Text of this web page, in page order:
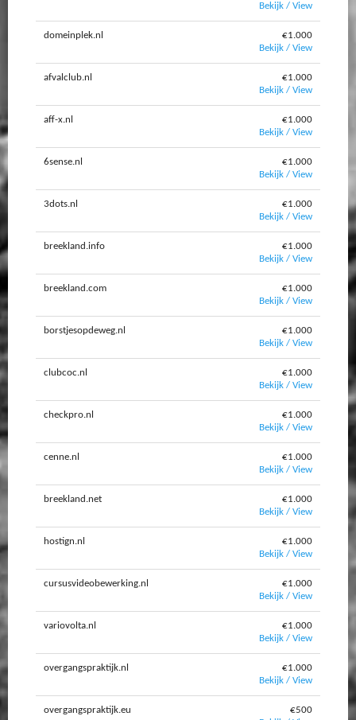
Bekijk / View
domeinplek.nl
€1.000
Bekijk / View
afvalclub.nl
€1.000
Bekijk / View
aff-x.nl
€1.000
Bekijk / View
6sense.nl
€1.000
Bekijk / View
3dots.nl
€1.000
Bekijk / View
breekland.info
€1.000
Bekijk / View
breekland.com
€1.000
Bekijk / View
borstjesopdeweg.nl
€1.000
Bekijk / View
clubcoc.nl
€1.000
Bekijk / View
checkpro.nl
€1.000
Bekijk / View
cenne.nl
€1.000
Bekijk / View
breekland.net
€1.000
Bekijk / View
hostign.nl
€1.000
Bekijk / View
cursusvideobewerking.nl
€1.000
Bekijk / View
variovolta.nl
€1.000
Bekijk / View
overgangspraktijk.nl
€1.000
Bekijk / View
overgangspraktijk.eu
€500